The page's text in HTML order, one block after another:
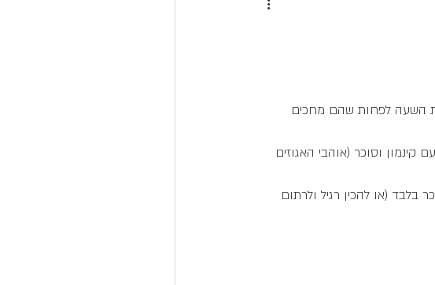
חיתוך של 5 תפוחים גדולים, ואת השעה לפחות שהם מחכים
קינמון וסוכר (אוהבי האגוזים
בלבד (או להכין רגיל ולרתום